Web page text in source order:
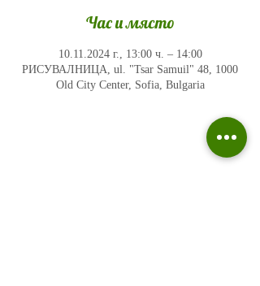
Час и място
10.11.2024 г., 13:00 ч. – 14:00
РИСУВАЛНИЦА, ul. "Tsar Samuil" 48, 1000
Old City Center, Sofia, Bulgaria